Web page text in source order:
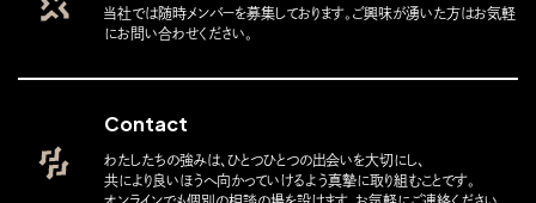
当社では随時メンバーを募集しております。ご興味が湧いた方はお気軽
にお問い合わせください。
Contact
わたしたちの強みは、ひとつひとつの出会いを大切にし、
共により良いほうへ向かっていけるよう真摯に取り組むことです。